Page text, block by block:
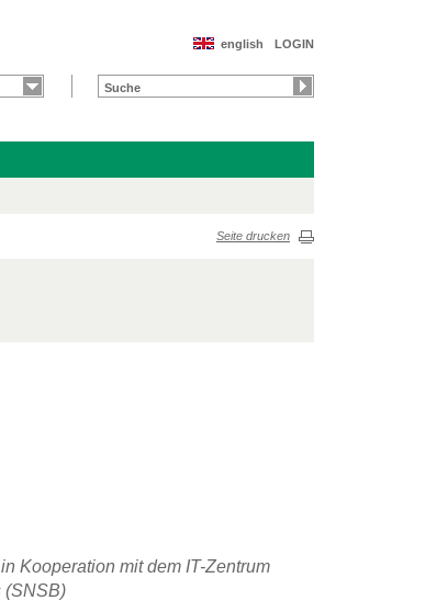
LOGIN
english
Seite drucken
Kooperation mit dem IT-Zentrum
(SNSB)